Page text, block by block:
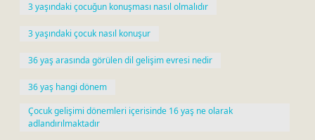
3 yaşındaki çocuğun konuşması nasıl olmalıdır
3 yaşındaki çocuk nasıl konuşur
36 yaş arasında görülen dil gelişim evresi nedir
36 yaş hangi dönem
Çocuk gelişimi dönemleri içerisinde 16 yaş ne olarak
adlandırılmaktadır